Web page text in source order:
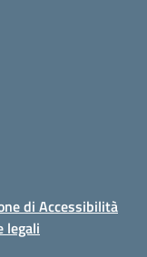
di Accessibilità
legali